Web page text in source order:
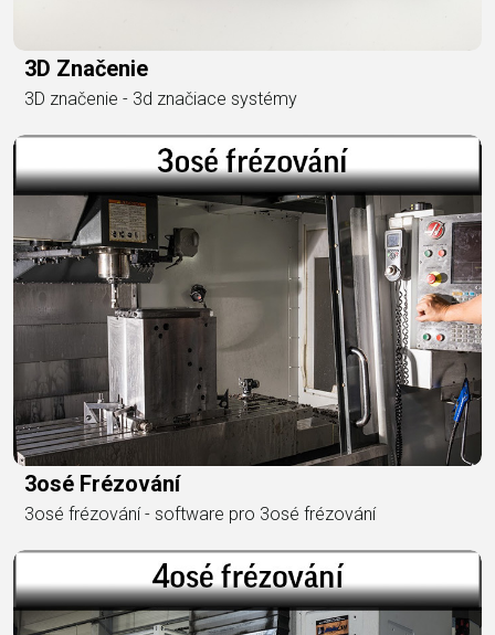
3D Značenie
3D značenie - 3d značiace systémy
3osé Frézování
3osé frézování - software pro 3osé frézování